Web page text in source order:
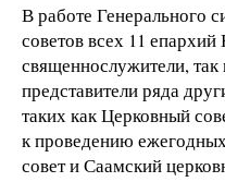
В работе Генерального
советов всех 11
священнослужители,
представители ряда
таких как Церковный
к проведению
совет и Саамский